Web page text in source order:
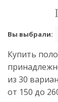
Вы выбрали:
Купить
из 30
от 150 до